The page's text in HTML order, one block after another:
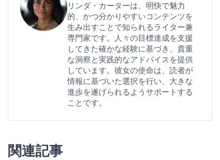
リンダ・カーターは、明快で魅力
的、かつ分かりやすいコンテンツを
生み出すことで知られるライター兼
専門家です。人々の目標達成を支援
してきた確かな経験に基づき、貴重
な洞察と実践的なアドバイスを提供
しています。彼女の使命は、読者が
情報に基づいた選択を行い、大きな
進歩を遂げられるようサポートする
ことです。
関連記事